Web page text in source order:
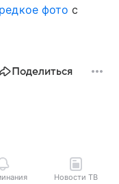
фото с
Поделиться
Новости ТВ